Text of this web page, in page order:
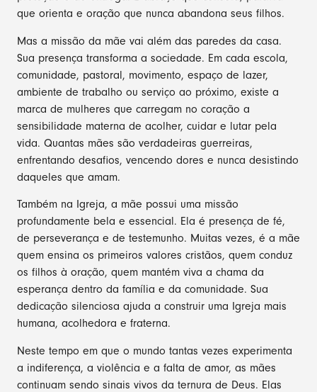
que orienta e oração que nunca abandona seus filhos.
Mas a missão da mãe vai além das paredes da casa.
Sua presença transforma a sociedade. Em cada escola,
comunidade, pastoral, movimento, espaço de lazer,
ambiente de trabalho ou serviço ao próximo, existe a
marca de mulheres que carregam no coração a
sensibilidade materna de acolher, cuidar e lutar pela
vida. Quantas mães são verdadeiras guerreiras,
enfrentando desafios, vencendo dores e nunca desistindo
daqueles que amam.
Também na Igreja, a mãe possui uma missão
profundamente bela e essencial. Ela é presença de fé,
de perseverança e de testemunho. Muitas vezes, é a mãe
quem ensina os primeiros valores cristãos, quem conduz
os filhos à oração, quem mantém viva a chama da
esperança dentro da família e da comunidade. Sua
dedicação silenciosa ajuda a construir uma Igreja mais
humana, acolhedora e fraterna.
Neste tempo em que o mundo tantas vezes experimenta
a indiferença, a violência e a falta de amor, as mães
continuam sendo sinais vivos da ternura de Deus. Elas